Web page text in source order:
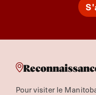
Pour visiter le